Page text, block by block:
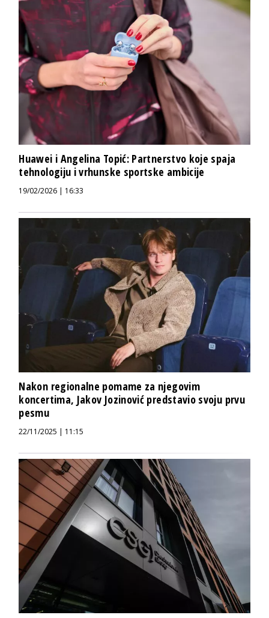
Huawei i Angelina Topić: Partnerstvo koje spaja
tehnologiju i vrhunske sportske ambicije
19/02/2026 | 16:33
Nakon regionalne pomame za njegovim
koncertima, Jakov Jozinović predstavio svoju prvu
pesmu
22/11/2025 | 11:15